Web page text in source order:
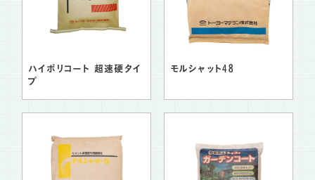
ハイポリコート 超速硬タイ
プ
モルシャット48